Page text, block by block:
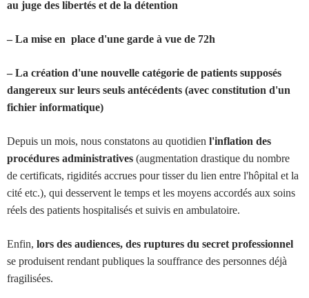
au juge des libertés et de la détention
– La mise en place d'une garde à vue de 72h
– La création d'une nouvelle catégorie de patients supposés
dangereux sur leurs seuls antécédents (avec constitution d'un
fichier informatique)
Depuis un mois, nous constatons au quotidien l'inflation des
procédures administratives (augmentation drastique du nombre
de certificats, rigidités accrues pour tisser du lien entre l'hôpital et la
cité etc.), qui desservent le temps et les moyens accordés aux soins
réels des patients hospitalisés et suivis en ambulatoire.
Enfin, lors des audiences, des ruptures du secret professionnel
se produisent rendant publiques la souffrance des personnes déjà
fragilisées.